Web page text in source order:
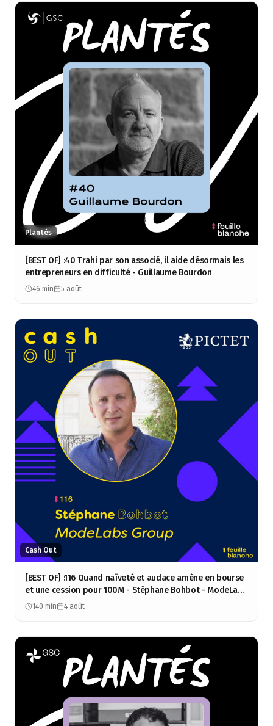
Plantés
[BEST OF] :40 Trahi par son associé, il aide désormais les
entrepreneurs en difficulté - Guillaume Bourdon
46 min 5 août
Cash Out
[BEST OF] :116 Quand naïveté et audace amène en bourse
et une cession pour 100M - Stéphane Bohbot - ModeLabs
Group
140 min 4 août